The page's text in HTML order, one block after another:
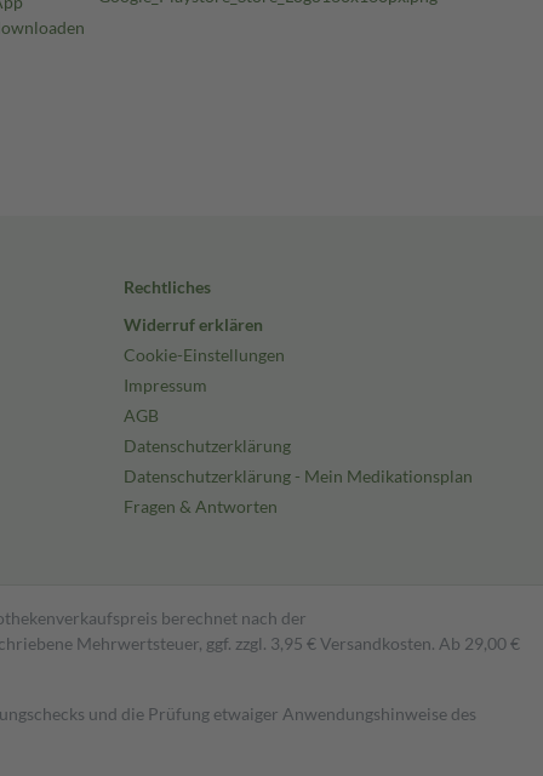
Rechtliches
Widerruf erklären
Cookie-Einstellungen
Impressum
AGB
Datenschutzerklärung
Datenschutzerklärung - Mein Medikationsplan
Fragen & Antworten
berechnet nach der
Mehrwertsteuer, ggf. zzgl. 3,95 € Versandkosten. Ab 29,00 €
und die Prüfung etwaiger Anwendungshinweise des